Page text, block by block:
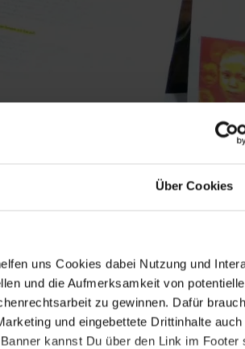
Über Cookies
uns Cookies dabei Nutzung und
und die Aufmerksamkeit von
zu gewinnen. Dafür
und eingebettete Drittinhalte auch
kannst Du über den Link im Footer
ein. Egal ob einmalig oder